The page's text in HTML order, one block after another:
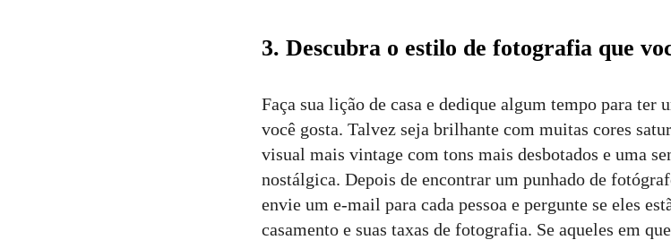
3. Descubra o estilo de fotografia que
Faça sua lição de casa e dedique algum tempo para ter
você gosta. Talvez seja brilhante com muitas cores
visual mais vintage com tons mais desbotados e uma
nostálgica. Depois de encontrar um punhado de
envie um e-mail para cada pessoa e pergunte se eles
casamento e suas taxas de fotografia. Se aqueles em